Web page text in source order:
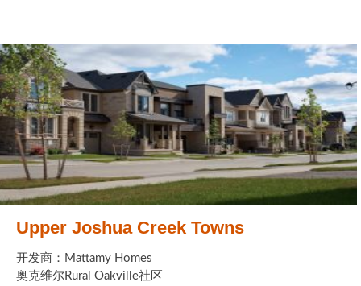
Upper Joshua Creek Towns
开发商：Mattamy Homes
奥克维尔Rural Oakville社区